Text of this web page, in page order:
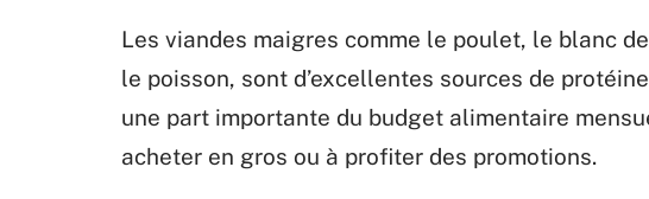
Les viandes maigres comme le poulet, le blanc
le poisson, sont d’excellentes sources de
une part importante du budget alimentaire
acheter en gros ou à profiter des promotions.